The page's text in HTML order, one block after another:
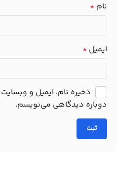
نام *
ایمیل *
ذخیره نام، ایمیل و
دوباره دیدگاهی می‌نویسم.